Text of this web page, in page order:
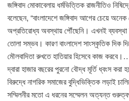
জঙ্গিবাদ মোকাবেলায় ধর্মভিত্তিক রাজনীতিও
বলেছেন, “বাংলাদেশে জঙ্গিবাদ আগের চেয়ে
অপ্রতিরোধ্য অবস্থায় পৌঁছেনি। এখনই ব্যবস্থা
তোলা সম্ভব। কারণ বাংলাদেশ সাংস্কৃতিক দিক
মৌলবাদিতা রুখতে হাতিয়ার হিসেবে কাজ
দ্বারা হাজার বছরের পুরনো বৌদ্ধ মূর্তি ধ্বংস করা
বিরুদ্ধে নাগরিক সমাজের বুদ্ধিভিক্তিক লড়াই
সম্মিলনীর মতো এ ধরনের সম্মেলন অত্যন্ত